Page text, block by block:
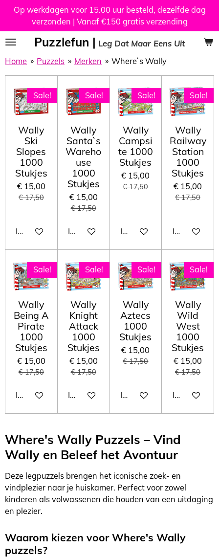
Ga
naar
de
hoofdinhoud
Puzzlefun | Leg Dat Maar Eens Uit
Op werkdagen voor 15.00 uur besteld, dezelfde dag
verzonden | Vanaf €150 gratis verzending
Home » Puzzels » Merken » Where`s Wally
Sale!
Wally
Ski
Slopes
1000
Stukjes
€ 15,00
€ 17,50
In winkelwagen
Sale!
Wally
Santa`s
Wareho
use
1000
Stukjes
€ 15,00
€ 17,50
In winkelwagen
Sale!
Wally
Campsi
te 1000
Stukjes
€ 15,00
€ 17,50
In winkelwagen
Sale!
Wally
Railway
Station
1000
Stukjes
€ 15,00
€ 17,50
In
Sale!
Wally
Being A
Pirate
1000
Stukjes
€ 15,00
€ 17,50
In winkelwagen
Sale!
Wally
Knight
Attack
1000
Stukjes
€ 15,00
€ 17,50
In winkelwagen
Sale!
Wally
Aztecs
1000
Stukjes
€ 15,00
€ 17,50
In winkelwagen
Sale!
Wally
Wild
West
1000
Stukjes
€ 15,00
€ 17,50
In
Where's Wally Puzzels – Vind
Wally en Beleef het Avontuur
Deze legpuzzels brengen het iconische zoek- en
vindplezier naar je huiskamer. Perfect voor zowel
kinderen als volwassenen die houden van een uitdaging
en plezier.
Waarom kiezen voor Where's Wally
puzzels?